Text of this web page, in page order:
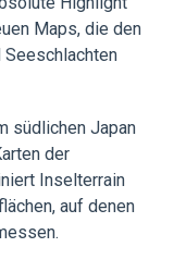
Maps, die den
Seeschlachten
südlichen Japan
der
Inselterrain
auf denen